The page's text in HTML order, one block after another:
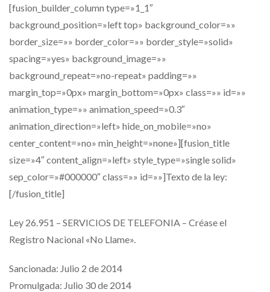
[fusion_builder_column type=»1_1″
background_position=»left top» background_color=»»
border_size=»» border_color=»» border_style=»solid»
spacing=»yes» background_image=»»
background_repeat=»no-repeat» padding=»»
margin_top=»0px» margin_bottom=»0px» class=»» id=»»
animation_type=»» animation_speed=»0.3″
animation_direction=»left» hide_on_mobile=»no»
center_content=»no» min_height=»none»][fusion_title
size=»4″ content_align=»left» style_type=»single solid»
sep_color=»#000000″ class=»» id=»»]Texto de la ley:
[/fusion_title]
Ley 26.951 – SERVICIOS DE TELEFONIA – Créase el
Registro Nacional «No Llame».
Sancionada: Julio 2 de 2014
Promulgada: Julio 30 de 2014